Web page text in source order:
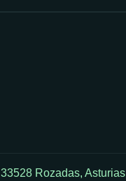
33528 Rozadas, Asturias